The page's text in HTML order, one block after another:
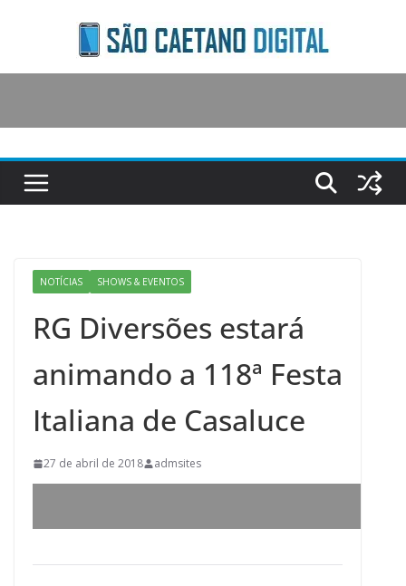
content
NOTÍCIAS SHOWS & EVENTOS
RG Diversões estará
animando a 118ª Festa
Italiana de Casaluce
27 de abril de 2018 admsites